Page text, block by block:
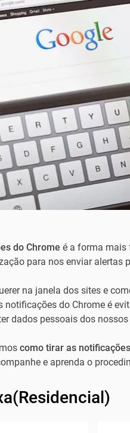
do Chrome é a forma mais
para nos enviar alertas
na janela dos sites e
notificações do Chrome é
dados pessoais dos
como tirar as
e aprenda o